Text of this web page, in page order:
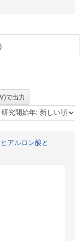
アルロン酸と